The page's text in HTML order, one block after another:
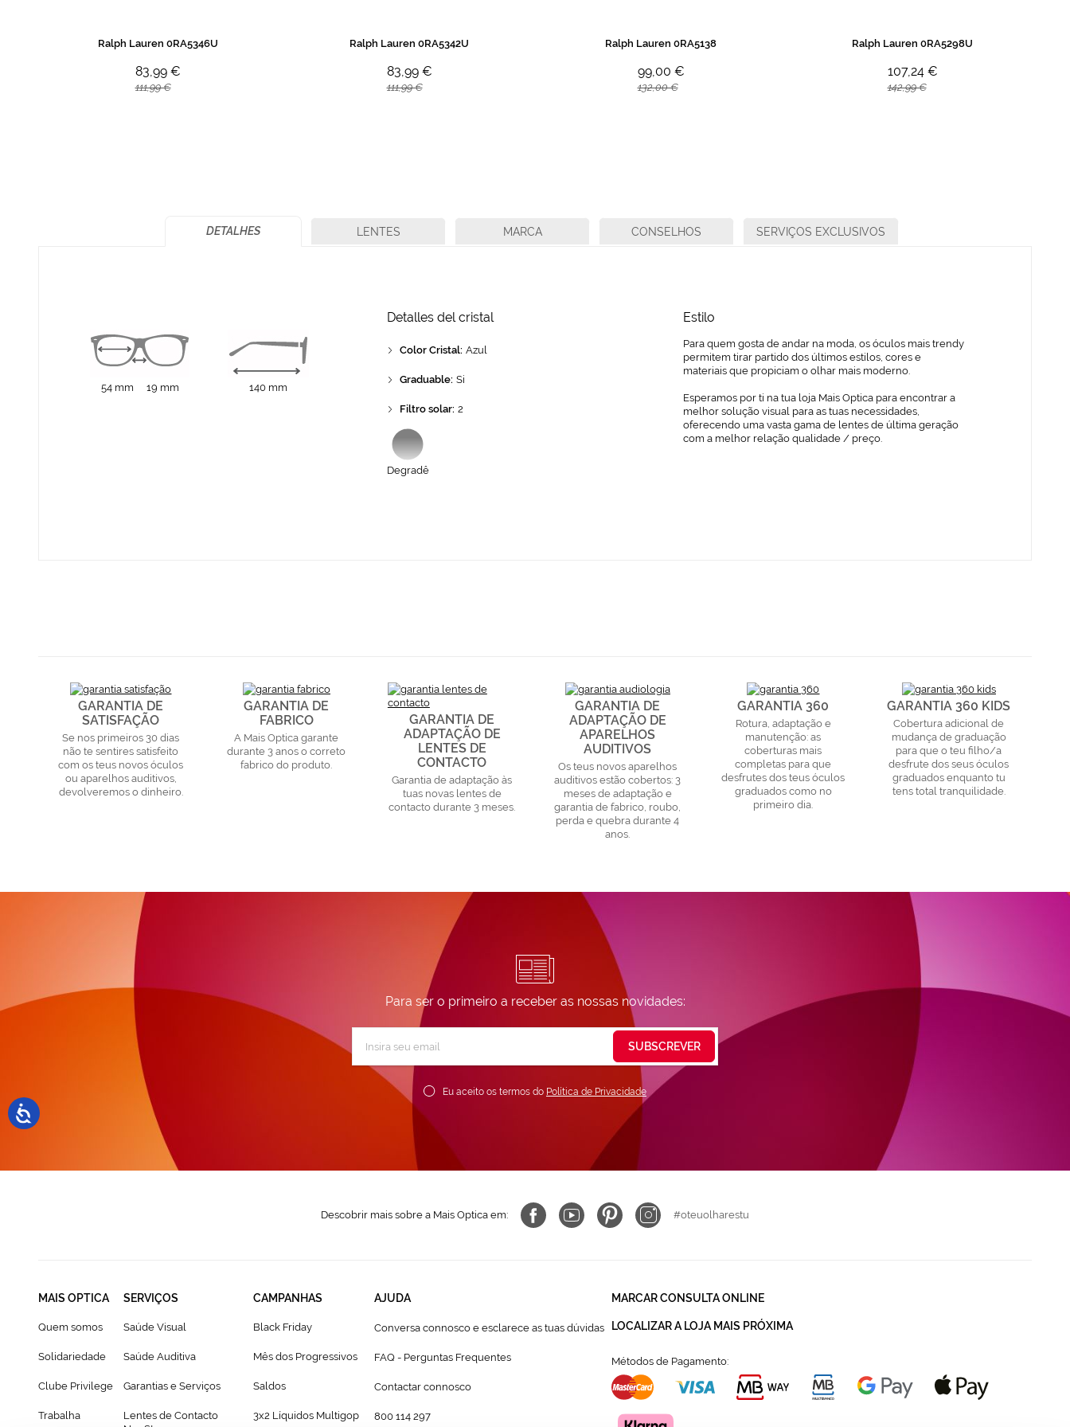
Ralph Lauren 0RA5346U
83,99 €
111,99 €
Ralph Lauren 0RA5342U
83,99 €
111,99 €
Ralph Lauren 0RA5138
99,00 €
132,00 €
Ralph Lauren 0RA5298U
107,24 €
142,99 €
DETALHES
54 mm 19 mm 140 mm
Detalles del cristal
Color Cristal: Azul
Graduable: Si
Filtro solar: 2
Degradê
Estilo
Para quem gosta de andar na moda, os óculos mais trendy
permitem tirar partido dos últimos estilos, cores e
materiais que propiciam o olhar mais moderno.
Esperamos por ti na tua loja Mais Optica para encontrar a
melhor solução visual para as tuas necessidades,
oferecendo uma vasta gama de lentes de última geração
com a melhor relação qualidade / preço.
LENTES MARCA CONSELHOS SERVIÇOS EXCLUSIVOS
GARANTIA DE
SATISFAÇÃO
Se nos primeiros 30 dias
não te sentires satisfeito
com os teus novos óculos
ou aparelhos auditivos,
devolveremos o dinheiro.
GARANTIA DE
FABRICO
A Mais Optica garante
durante 3 anos o correto
fabrico do produto.
GARANTIA DE
ADAPTAÇÃO DE
LENTES DE
CONTACTO
Garantia de adaptação às
tuas novas lentes de
contacto durante 3 meses.
GARANTIA DE
ADAPTAÇÃO DE
APARELHOS
AUDITIVOS
Os teus novos aparelhos
auditivos estão cobertos: 3
meses de adaptação e
garantia de fabrico, roubo,
perda e quebra durante 4
anos.
GARANTIA 360
Rotura, adaptação e
manutenção: as
coberturas mais
completas para que
desfrutes dos teus óculos
graduados como no
primeiro dia.
GARANTIA 360 KIDS
Cobertura adicional de
mudança de graduação
para que o teu filho/a
desfrute dos seus óculos
graduados enquanto tu
tens total tranquilidade.
Para ser o primeiro a receber as nossas novidades:
Newsletter:
Eu aceito os termos do Política de Privacidade
SUBSCREVER
Descobrir mais sobre a Mais Optica em: #oteuolharestu
MAIS OPTICA
Quem somos
Solidariedade
Clube Privilege
Trabalha
SERVIÇOS
Saúde Visual
Saúde Auditiva
Garantias e Serviços
Lentes de Contacto
CAMPANHAS
Black Friday
Mês dos Progressivos
Saldos
3x2 Líquidos Multigop
AJUDA
Conversa connosco e esclarece as tuas dúvidas
FAQ - Perguntas Frequentes
Contactar connosco
800 114 297
MARCAR CONSULTA ONLINE
LOCALIZAR A LOJA MAIS PRÓXIMA
Métodos de Pagamento: